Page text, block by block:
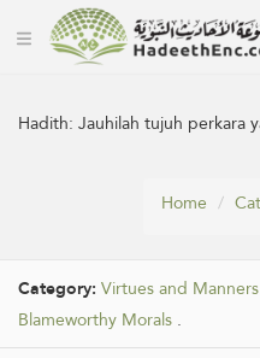
Hadith:Jauhilah tujuh perkara
Home
Category: Virtues and Manners
Blameworthy Morals .